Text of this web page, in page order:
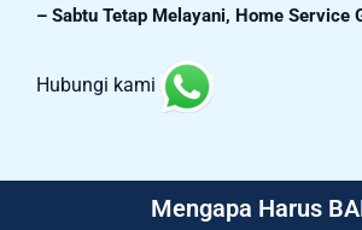
– Sabtu Tetap Melayani, Home Service
Hubungi kami
Mengapa Harus